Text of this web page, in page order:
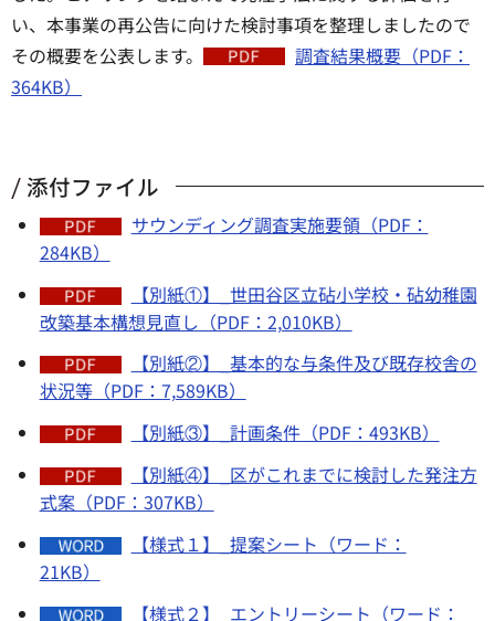
い、本事業の再公告に向けた検討事項を整理しましたので
その概要を公表します。
調査結果概要（PDF：
364KB）
添付ファイル
サウンディング調査実施要領（PDF：
284KB）
【別紙①】_世田谷区立砧小学校・砧幼稚園
改築基本構想見直し（PDF：2,010KB）
【別紙②】_基本的な与条件及び既存校舎の
状況等（PDF：7,589KB）
【別紙③】_計画条件（PDF：493KB）
【別紙④】_区がこれまでに検討した発注方
式案（PDF：307KB）
【様式１】_提案シート（ワード：
21KB）
【様式２】_エントリーシート（ワード：